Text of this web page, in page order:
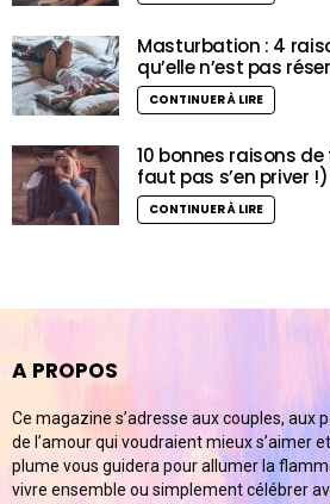
Masturbation : 4
qu’elle n’est pas
CONTINUER À LIRE
10 bonnes raisons
faut pas s’en priver !)
CONTINUER À LIRE
A PROPOS
Ce magazine s’adresse aux couples, aux
de l’amour qui voudraient mieux s’aimer
plume vous guidera pour allumer la
vivre ensemble ou simplement célébrer